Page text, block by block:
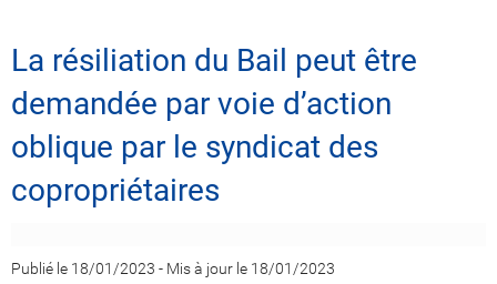
La résiliation du Bail peut être
demandée par voie d’action
oblique par le syndicat des
copropriétaires
Publié le 18/01/2023 - Mis à jour le 18/01/2023